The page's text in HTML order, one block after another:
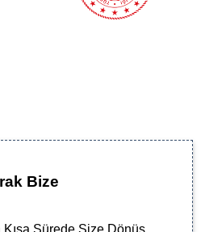
Bize
Sürede Size Dönüş